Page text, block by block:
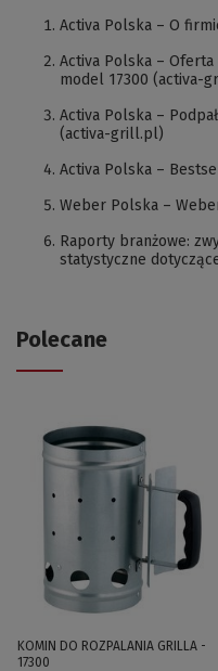
Activa Polska – O
Activa Polska –
model 17300 (activa-
Activa Polska –
(activa-grill.pl)
Activa Polska –
Weber Polska –
Raporty branżowe:
statystyczne
Polecane
KOMIN DO ROZPALANIA GRILLA -
17300